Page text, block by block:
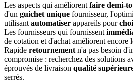
Les aspects qui améliorent faire demi-
d'un guichet unique fournisseur,
utilisant automatiser appareils pour
Les fournisseurs qui fournissent
de cotation et d'achat améliorent encore
Rapide retournement n'a pas besoin
compromise : recherchez des solutions
éprouvés de livraison qualité
serrés.